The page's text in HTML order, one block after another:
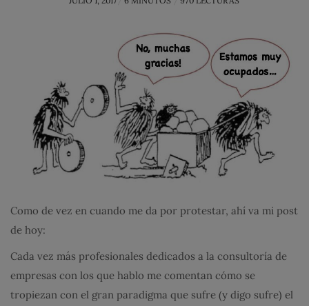
Como de vez en cuando me da por protestar, ahí va mi post
de hoy:
Cada vez más profesionales dedicados a la consultoría de
empresas con los que hablo me comentan cómo se
tropiezan con el gran paradigma que sufre (y digo sufre) el